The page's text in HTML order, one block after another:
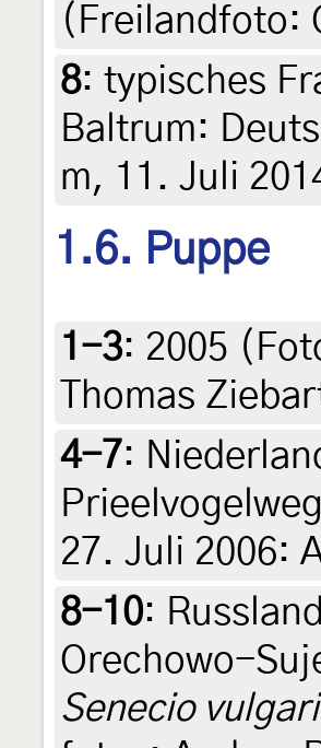
(Freilandfoto:
8: typisches
Baltrum:
m, 11. Juli
1.6. Puppe
1-3: 2005
Thomas
4-7:
27. Juli 2006:
8-10:
Orechowo-
Senecio